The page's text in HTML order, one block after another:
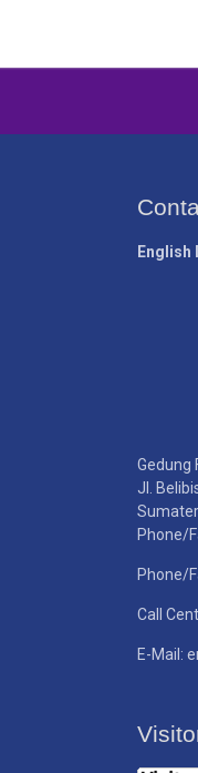
English
Gedung
Jl.
Phone/
Phone/
Call
E-Mail: